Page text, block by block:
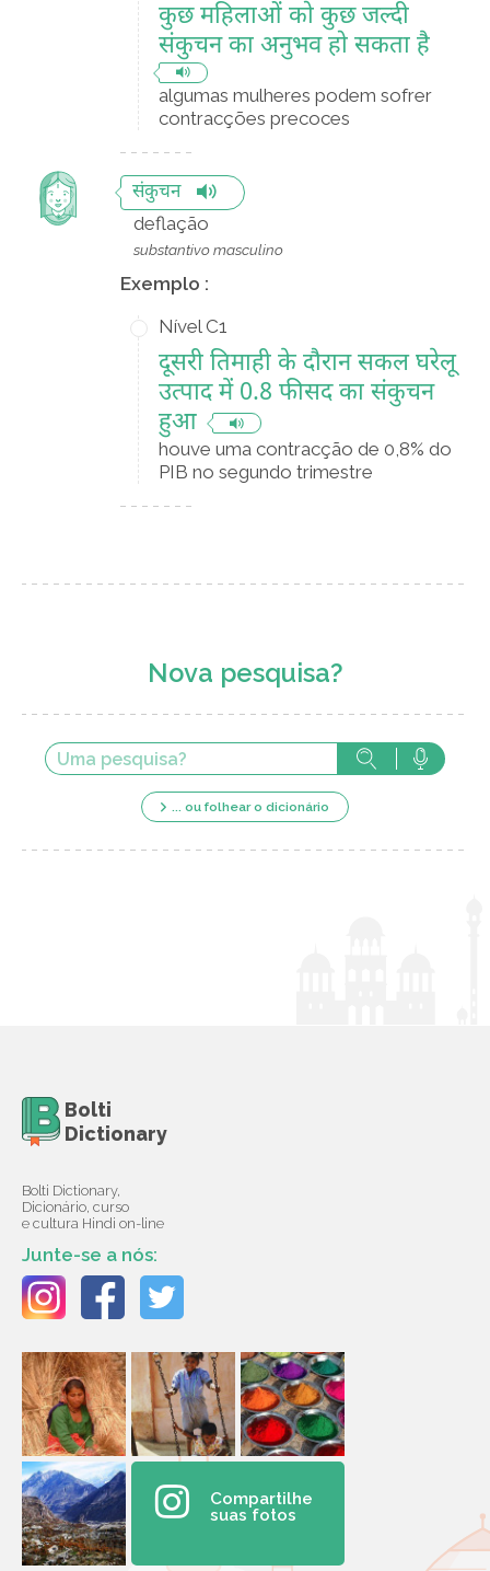
कुछ महिलाओं को कुछ जल्दी
संकुचन का अनुभव हो सकता है
algumas mulheres podem sofrer
contracções precoces
संकुचन
deflação
substantivo masculino
Exemplo :
Nível C1
दूसरी तिमाही के दौरान सकल घरेलू
उत्पाद में 0.8 फीसद का संकुचन
हुआ
houve uma contracção de 0,8% do
PIB no segundo trimestre
Nova pesquisa?
... ou folhear o dicionário
Bolti
Dictionary
Bolti Dictionary,
Dicionário, curso
e cultura Hindi on-line
Junte-se a nós:
Compartilhe
suas fotos